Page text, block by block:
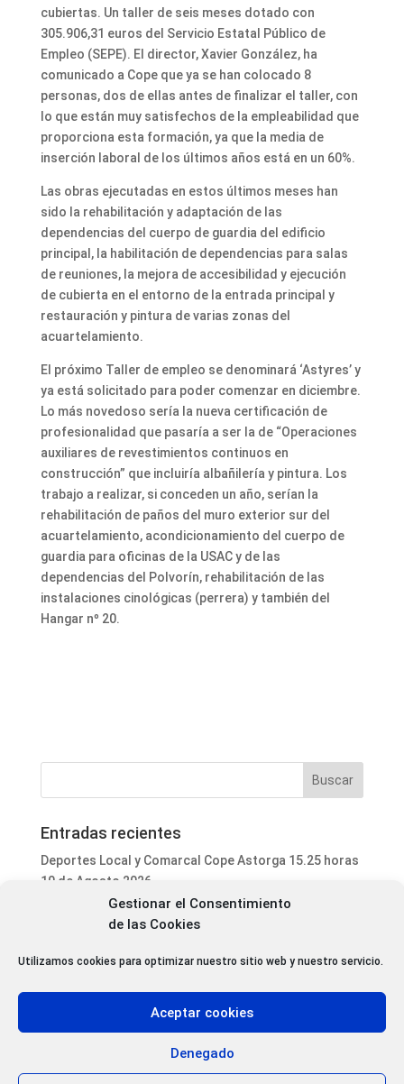
Gestionar el Consentimiento
de las Cookies
Utilizamos cookies para optimizar nuestro sitio web y nuestro servicio.
Aceptar cookies
Denegado
cubiertas. Un taller de seis meses dotado con
305.906,31 euros del Servicio Estatal Público de
Empleo (SEPE). El director, Xavier González, ha
comunicado a Cope que ya se han colocado 8
personas, dos de ellas antes de finalizar el taller, con
lo que están muy satisfechos de la empleabilidad que
proporciona esta formación, ya que la media de
inserción laboral de los últimos años está en un 60%.
Las obras ejecutadas en estos últimos meses han
sido la rehabilitación y adaptación de las
dependencias del cuerpo de guardia del edificio
principal, la habilitación de dependencias para salas
de reuniones, la mejora de accesibilidad y ejecución
de cubierta en el entorno de la entrada principal y
restauración y pintura de varias zonas del
acuartelamiento.
El próximo Taller de empleo se denominará ‘Astyres’ y
ya está solicitado para poder comenzar en diciembre.
Lo más novedoso sería la nueva certificación de
profesionalidad que pasaría a ser la de “Operaciones
auxiliares de revestimientos continuos en
construcción” que incluiría albañilería y pintura. Los
trabajo a realizar, si conceden un año, serían la
rehabilitación de paños del muro exterior sur del
acuartelamiento, acondicionamiento del cuerpo de
guardia para oficinas de la USAC y de las
dependencias del Polvorín, rehabilitación de las
instalaciones cinológicas (perrera) y también del
Hangar nº 20.
Entradas recientes
Deportes Local y Comarcal Cope Astorga 15.25 horas
10 de Agosto 2026
Informativo Mediodía Cope Astorga 14.20 horas 10 de
Agosto 2026
Programa Local Cope Astorga 10 de Agosto 2026
La Feria de Alfarería de La Bañeza alcanza su 40
edición con 18 expositores y Marruecos como país
invitado